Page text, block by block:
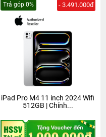
Trả góp 0% - 3.491.000đ
iPad Pro M4 11 inch 2024 Wifi
512GB | Chính...